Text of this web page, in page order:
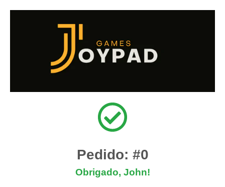
Pedido: #0
Obrigado, John!